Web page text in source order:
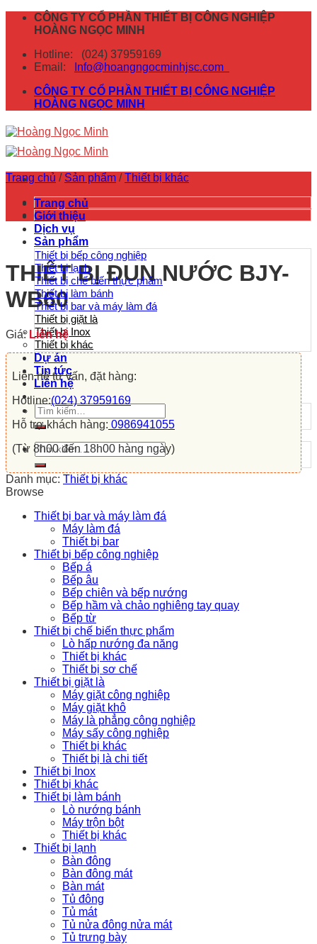
Skip
CÔNG TY CỔ PHẦN THIẾT BỊ CÔNG NGHIỆP
HOÀNG NGỌC MINH
Hotline: (024) 37959169
Email:
Info@hoangngocminhjsc.com
CÔNG TY CỔ PHẦN THIẾT BỊ CÔNG NGHIỆP
HOÀNG NGỌC MINH
Trang chủ
Giới thiệu
Dịch vụ
Sản phẩm
Thiết bị bếp công nghiệp
Thiết bị lạnh
Thiết bị chế biến thực phẩm
Thiết bị làm bánh
Thiết bị bar và máy làm đá
Thiết bị giặt là
Thiết bị Inox
Thiết bị khác
Dự án
Tin tức
Liên hệ
Tìm
kiếm:
Tìm
kiếm:
Trang chủ / Sản phẩm / Thiết bị khác
THIẾT BỊ ĐUN NƯỚC BJY-
WB60
Giá: Liên hệ
Liên hệ tư vấn, đặt hàng:
Hotline:(024) 37959169
Hỗ trợ khách hàng: 0986941055
(Từ 8h00 đến 18h00 hàng ngày)
Danh mục: Thiết bị khác
Browse
Thiết bị bar và máy làm đá
Máy làm đá
Thiết bị bar
Thiết bị bếp công nghiệp
Bếp á
Bếp âu
Bếp chiên và bếp nướng
Bếp hầm và chảo nghiêng tay quay
Bếp từ
Thiết bị chế biến thực phẩm
Lò hấp nướng đa năng
Thiết bị khác
Thiết bị sơ chế
Thiết bị giặt là
Máy giặt công nghiệp
Máy giặt khô
Máy là phẳng công nghiệp
Máy sấy công nghiệp
Thiết bị khác
Thiết bị là chi tiết
Thiết bị Inox
Thiết bị khác
Thiết bị làm bánh
Lò nướng bánh
Máy trộn bột
Thiết bị khác
Thiết bị lạnh
Bàn đông
Bàn đông mát
Bàn mát
Tủ đông
Tủ mát
Tủ nửa đông nửa mát
Tủ trưng bày